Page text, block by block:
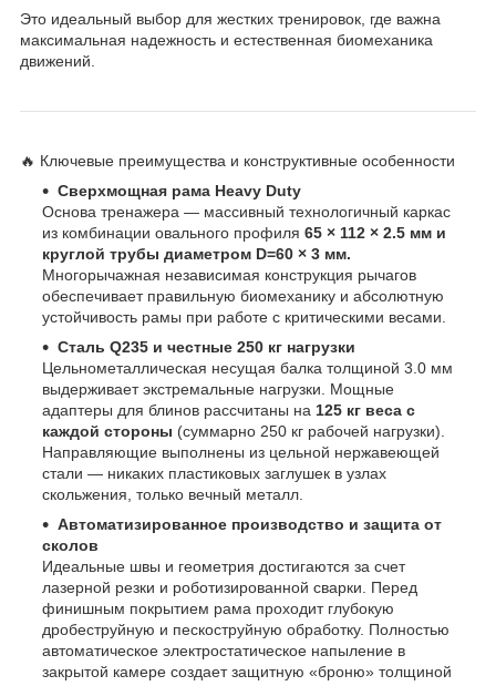
Это идеальный выбор для жестких тренировок, где важна
максимальная надежность и естественная биомеханика
движений.
🔥 Ключевые преимущества и конструктивные особенности
Сверхмощная рама Heavy Duty
Основа тренажера — массивный технологичный каркас
из комбинации овального профиля 65 × 112 × 2.5 мм и
круглой трубы диаметром D=60 × 3 мм.
Многорычажная независимая конструкция рычагов
обеспечивает правильную биомеханику и абсолютную
устойчивость рамы при работе с критическими весами.
Сталь Q235 и честные 250 кг нагрузки
Цельнометаллическая несущая балка толщиной 3.0 мм
выдерживает экстремальные нагрузки. Мощные
адаптеры для блинов рассчитаны на 125 кг веса с
каждой стороны (суммарно 250 кг рабочей нагрузки).
Направляющие выполнены из цельной нержавеющей
стали — никаких пластиковых заглушек в узлах
скольжения, только вечный металл.
Автоматизированное производство и защита от
сколов
Идеальные швы и геометрия достигаются за счет
лазерной резки и роботизированной сварки. Перед
финишным покрытием рама проходит глубокую
дробеструйную и пескоструйную обработку. Полностью
автоматическое электростатическое напыление в
закрытой камере создает защитную «броню» толщиной